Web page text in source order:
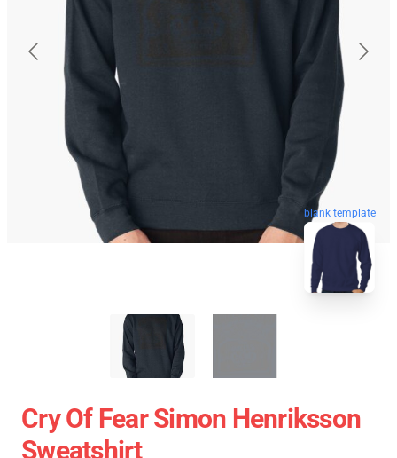
blank template
Cry Of Fear Simon Henriksson
Sweatshirt